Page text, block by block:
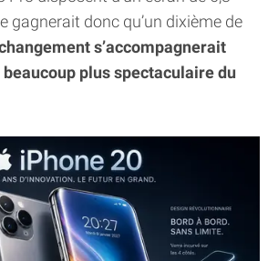
gagnerait donc qu’un dixième de
s’accompagnerait
beaucoup plus spectaculaire du